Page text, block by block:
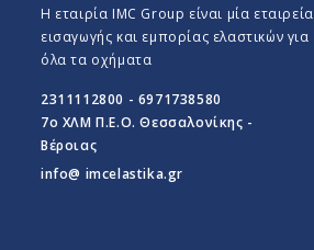
Η εταιρία IMC Group είναι μία εταιρεία
εισαγωγής και εμπορίας ελαστικών για
όλα τα οχήματα
2311112800 - 6971738580
7o ΧΛΜ Π.E.O. Θεσσαλονίκης -
Βέροιας
info@ imcelastika.gr